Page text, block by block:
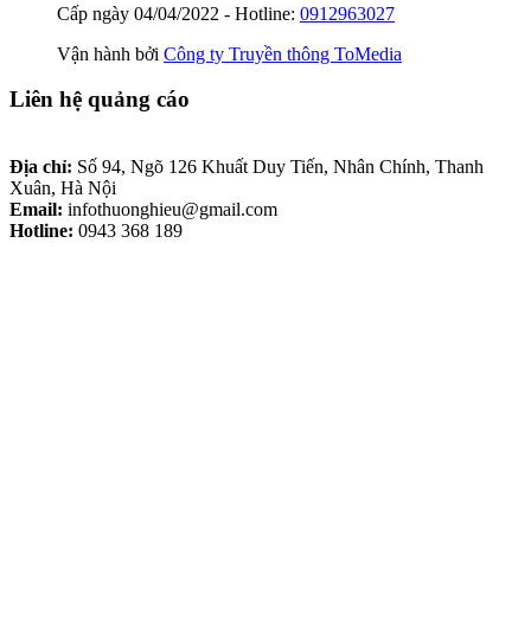
Cấp ngày 04/04/2022 - Hotline: 0912963027
Vận hành bởi Công ty Truyền thông ToMedia
Liên hệ quảng cáo
Địa chỉ: Số 94, Ngõ 126 Khuất Duy Tiến, Nhân Chính, Thanh
Xuân, Hà Nội
Email: infothuonghieu@gmail.com
Hotline: 0943 368 189